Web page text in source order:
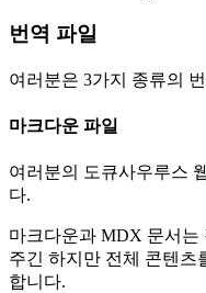
번역 파일
여러분은 3가지 종류의
마크다운 파일
여러분의 도큐사우루스
다.
마크다운과 MDX 문서는
주긴 하지만 전체 콘텐츠
합니다.